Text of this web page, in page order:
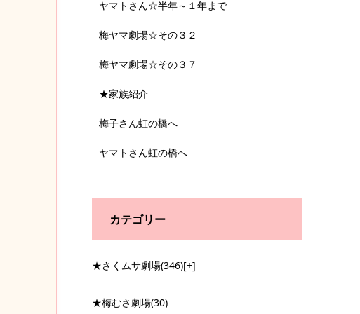
ヤマトさん☆半年～１年まで
梅ヤマ劇場☆その３２
梅ヤマ劇場☆その３７
★家族紹介
梅子さん虹の橋へ
ヤマトさん虹の橋へ
カテゴリー
★さくムサ劇場(346)[+]
★梅むさ劇場(30)